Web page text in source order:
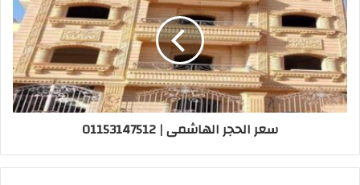
سعر الحجر الهاشمى | 01153147512